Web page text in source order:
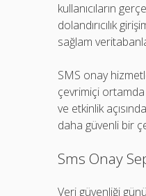
kullanıcıların
dolandırıcılık
sağlam
SMS onay
çevrimiçi
ve etkinlik
daha güvenli bir
Sms Onay
Veri güvenliği